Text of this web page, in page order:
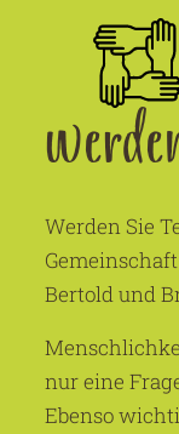
Werden Sie
Bertold und
nur eine
Ebenso